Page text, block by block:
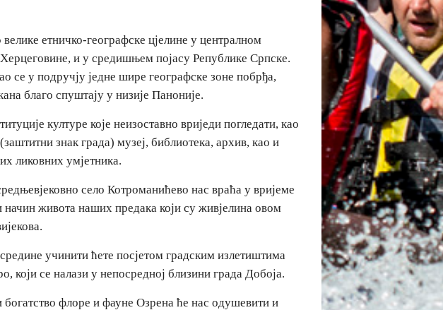
етничко-географске цјелине у централном
и у средишњем појасу Републике Српске.
се у подручју једне шире географске зоне побрђа,
благо спуштају у низије Паноније.
културе које неизоставно вриједи погледати, као
знак града) музеј, библиотека, архив, као и
ликовних умјетника.
село Котроманићево нас враћа у вријеме
начин живота наших предака који су живјелина овом
учинити ћете посјетом градским излетиштима
који се налази у непосредној близини града Добоја.
флоре и фауне Озрена ће нас одушевити и